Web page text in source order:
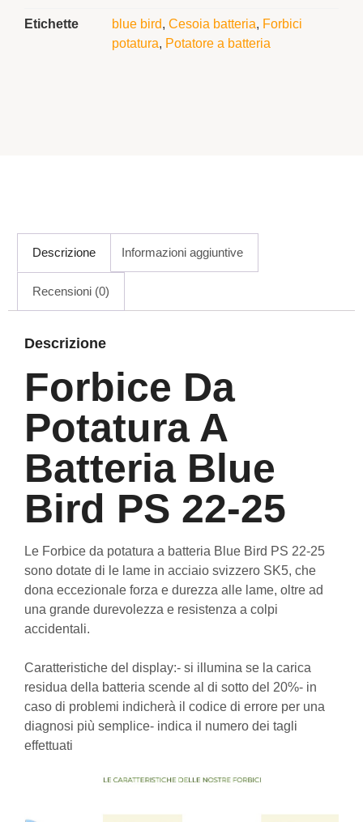
Etichette blue bird, Cesoia batteria, Forbici
potatura, Potatore a batteria
Descrizione Informazioni aggiuntive
Recensioni (0)
Descrizione
Forbice Da
Potatura A
Batteria Blue
Bird PS 22-25
Le Forbice da potatura a batteria Blue Bird PS 22-25
sono dotate di le lame in acciaio svizzero SK5, che
dona eccezionale forza e durezza alle lame, oltre ad
una grande durevolezza e resistenza a colpi
accidentali.
Caratteristiche del display:- si illumina se la carica
residua della batteria scende al di sotto del 20%- in
caso di problemi indicherà il codice di errore per una
diagnosi più semplice- indica il numero dei tagli
effettuati